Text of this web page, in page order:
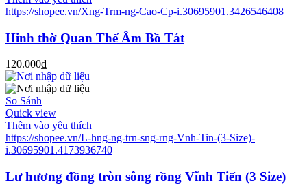
https://shopee.vn/Xng-Trm-ng-Cao-Cp-i.30695901.3426546408
Hinh thờ Quan Thế Âm Bồ Tát
120.000₫
So Sánh
Quick view
Thêm vào yêu thích
https://shopee.vn/L-hng-ng-trn-sng-rng-Vnh-Tin-(3-Size)-
i.30695901.4173936740
Lư hương đồng tròn sông rồng Vĩnh Tiến (3 Size)